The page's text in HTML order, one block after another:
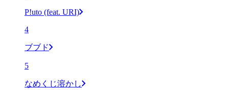
P!uto (feat. URI)
4
ブブド
5
なめくじ溶かし